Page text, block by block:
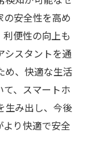
安全性を高め
便性の向上も
シスタントを通
め、快適な生活
、スマートホ
生み出し、今後
り快適で安全